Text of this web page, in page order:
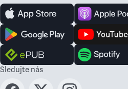
Sledujte nás